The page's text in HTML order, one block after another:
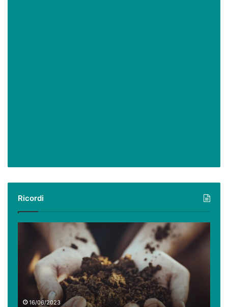
Ricordi
Ricordi:
Cilentano,
sapiente
incontro
16/06/2023